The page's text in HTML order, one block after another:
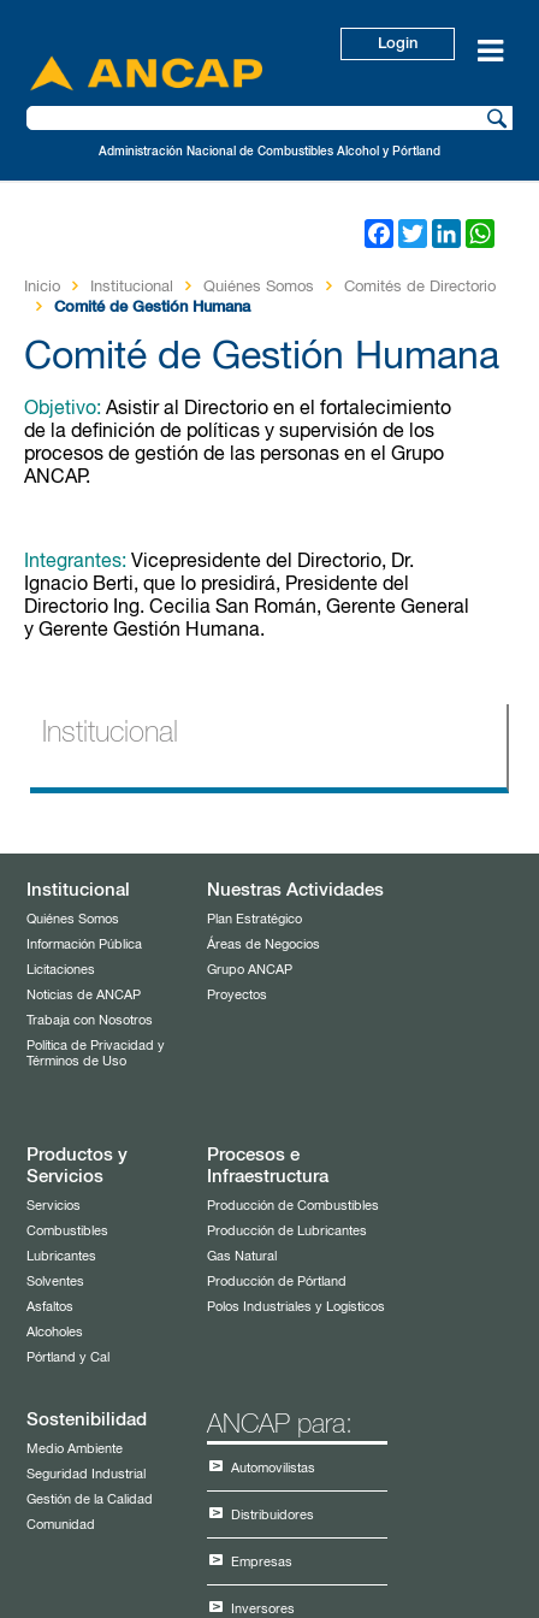
Administración Nacional de Combustibles Alcohol y Pórtland
Login
Institucional
Misión, Visión y Valores
Autoridades
Reseña Histórica
Acervo Arquitectónico
Comité de Finanzas e Inversiones
Comité de Gestión Humana
Comité de Ética y Cumplimiento
Licitaciones
Noticias de ANCAP
Facebook
TwitterLinkedIn
Inicio Institucional Quiénes Somos
Comités de Directorio
Comité de Gestión Humana
Comité de Gestión Humana
Objetivo: Asistir al Directorio en el fortalecimiento
de la definición de políticas y supervisión de los
procesos de gestión de las personas en el Grupo
ANCAP.
Integrantes: Vicepresidente del Directorio, Dr.
Ignacio Berti, que lo presidirá, Presidente del
Directorio Ing. Cecilia San Román, Gerente General
y Gerente Gestión Humana.
Institucional
Quiénes Somos
Información Pública
Licitaciones
Noticias de ANCAP
Trabaja con Nosotros
Política de Privacidad y
Términos de Uso
Nuestras Actividades
Plan Estratégico
Áreas de Negocios
Grupo ANCAP
Proyectos
Productos y
Servicios
Servicios
Combustibles
Lubricantes
Solventes
Asfaltos
Alcoholes
Pórtland y Cal
Procesos e
Infraestructura
Producción de Combustibles
Producción de Lubricantes
Gas Natural
Producción de Pórtland
Polos Industriales y Logísticos
Sostenibilidad
Medio Ambiente
Seguridad Industrial
Gestión de la Calidad
Comunidad
ANCAP para:
Automovilistas
Distribuidores
Empresas
Inversores